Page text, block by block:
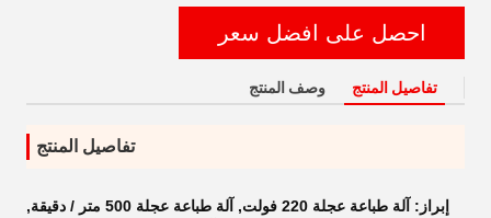
احصل على افضل سعر
تفاصيل المنتج وصف المنتج
تفاصيل المنتج
إبراز: آلة طباعة عجلة 220 فولت , آلة طباعة عجلة 500 متر / دقيقة
,